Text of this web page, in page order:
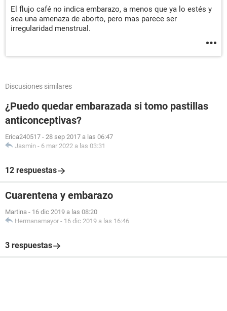
El flujo café no indica embarazo, a menos que ya lo estés y
sea una amenaza de aborto, pero mas parece ser
irregularidad menstrual.
Discusiones similares
¿Puedo quedar embarazada si tomo pastillas
anticonceptivas?
Erica240517 - 28 sep 2017 a las 06:47
Jasmin - 6 mar 2022 a las 03:31
12 respuestas
Cuarentena y embarazo
Martina - 16 dic 2019 a las 08:20
Hermanamayor - 16 dic 2019 a las 16:46
3 respuestas